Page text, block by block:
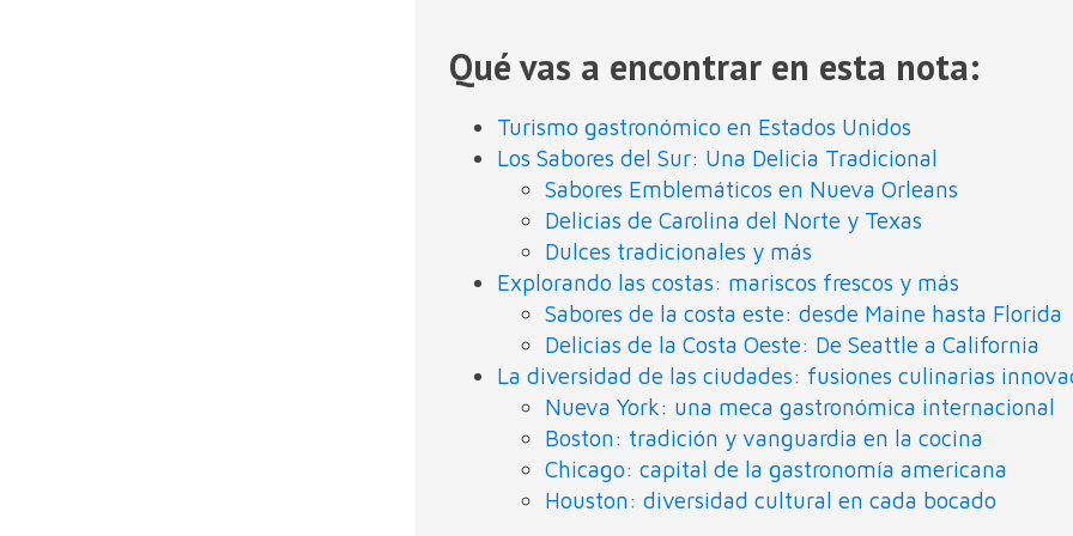
Qué vas a encontrar en esta nota:
Turismo gastronómico en Estados Unidos
Los Sabores del Sur: Una Delicia Tradicional
Sabores Emblemáticos en Nueva Orleans
Delicias de Carolina del Norte y Texas
Dulces tradicionales y más
Explorando las costas: mariscos frescos y más
Sabores de la costa este: desde Maine hasta Florida
Delicias de la Costa Oeste: De Seattle a California
La diversidad de las ciudades: fusiones culinarias
Nueva York: una meca gastronómica internacional
Boston: tradición y vanguardia en la cocina
Chicago: capital de la gastronomía americana
Houston: diversidad cultural en cada bocado